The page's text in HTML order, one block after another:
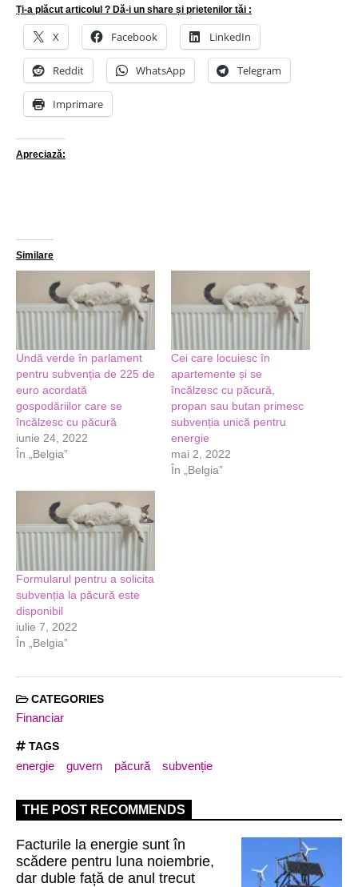
Ți-a plăcut articolul ? Dă-i un share și prietenilor tăi :
X Facebook LinkedIn
Reddit WhatsApp Telegram
Imprimare
Apreciază:
Similare
Undă verde în parlament
pentru subvenția de 225 de
euro acordată
gospodăriilor care se
încălzesc cu păcură
iunie 24, 2022
În „Belgia”
Cei care locuiesc în
apartemente și se
încălzesc cu păcură,
propan sau butan primesc
subvenția unică pentru
energie
mai 2, 2022
În „Belgia”
Formularul pentru a solicita
subvenția la păcură este
disponibil
iulie 7, 2022
În „Belgia”
CATEGORIES
Financiar
TAGS
energie guvern păcură subvenție
THE POST RECOMMENDS
Facturile la energie sunt în
scădere pentru luna noiembrie,
dar duble față de anul trecut